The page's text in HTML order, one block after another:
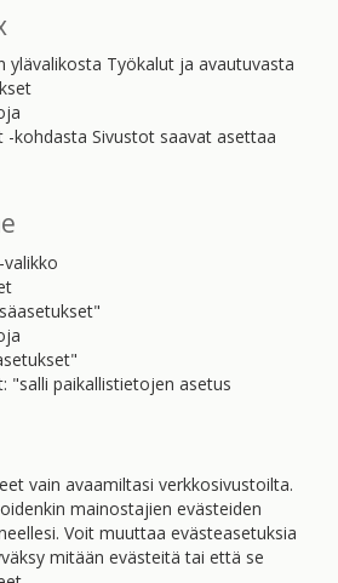
ylävalikosta Työkalut ja avautuvasta
-kohdasta Sivustot saavat asettaa
"salli paikallistietojen asetus
vain avaamiltasi verkkosivustoilta.
mainostajien evästeiden
Voit muuttaa evästeasetuksia
mitään evästeitä tai että se